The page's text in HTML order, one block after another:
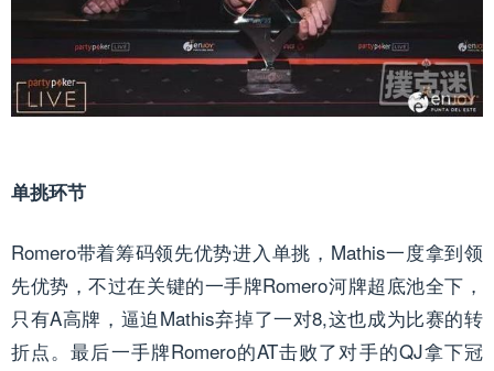
单挑环节
Romero带着筹码领先优势进入单挑，Mathis一度拿到领
先优势，不过在关键的一手牌Romero河牌超底池全下，
只有A高牌，逼迫Mathis弃掉了一对8,这也成为比赛的转
折点。最后一手牌Romero的AT击败了对手的QJ拿下冠